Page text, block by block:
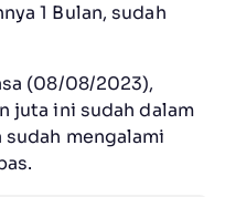
1 Bulan, sudah
(08/08/2023),
juta ini sudah dalam
mengalami